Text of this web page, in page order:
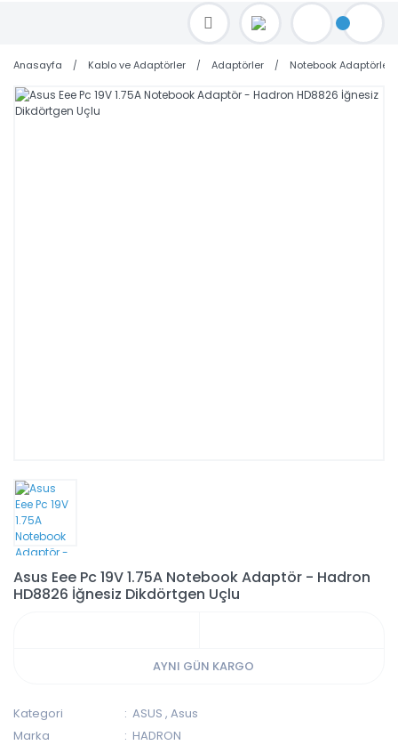
TOPTAN FİYAT ALMAK İÇİN satis@toptanbilgisayar.net MAİL ATINIZ.
SİPARİŞLERİNİZİ AYNI GÜN KARGO İLE GÖNDERİYORUZ!
Anasayfa Kablo ve Adaptörler Adaptörler Notebook Adaptörleri
Asus Eee Pc 19V 1.75A Notebook Adaptör - Hadron
HD8826 İğnesiz Dikdörtgen Uçlu
AYNI GÜN KARGO
Kategori ASUS ,Asus
Marka
HADRON